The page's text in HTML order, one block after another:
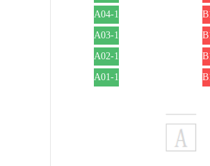
A04-1
A03-1
A02-1
A01-1